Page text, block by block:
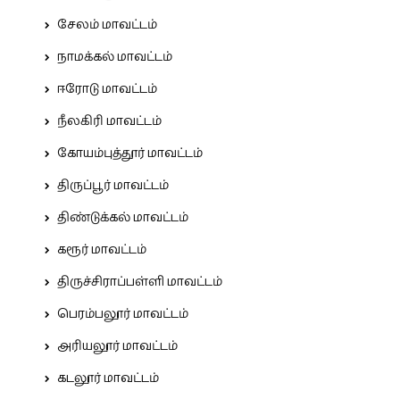
சேலம் மாவட்டம்
நாமக்கல் மாவட்டம்
ஈரோடு மாவட்டம்
நீலகிரி மாவட்டம்
கோயம்புத்தூர் மாவட்டம்
திருப்பூர் மாவட்டம்
திண்டுக்கல் மாவட்டம்
கரூர் மாவட்டம்
திருச்சிராப்பள்ளி மாவட்டம்
பெரம்பலூர் மாவட்டம்
அரியலூர் மாவட்டம்
கடலூர் மாவட்டம்